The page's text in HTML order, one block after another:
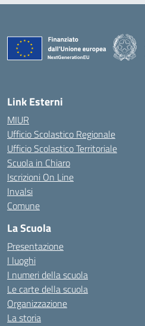
Link Esterni
MIUR
Ufficio Scolastico Regionale
Ufficio Scolastico Territoriale
Scuola in Chiaro
Iscrizioni On Line
Invalsi
Comune
La Scuola
Presentazione
I luoghi
I numeri della scuola
Le carte della scuola
Organizzazione
La storia